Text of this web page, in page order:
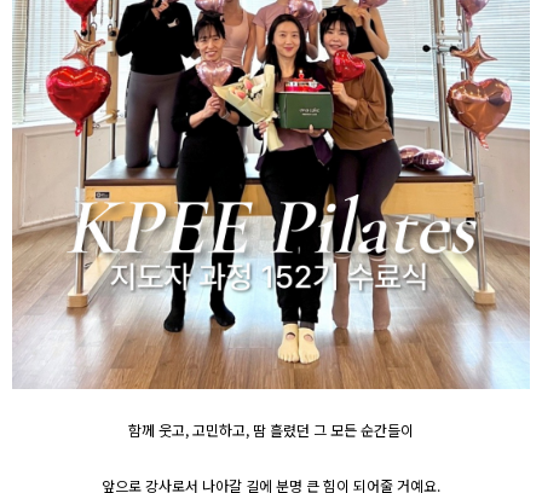
함께 웃고, 고민하고, 땀 흘렸던 그 모든 순간들이
앞으로 강사로서 나아갈 길에 분명 큰 힘이 되어줄 거예요.